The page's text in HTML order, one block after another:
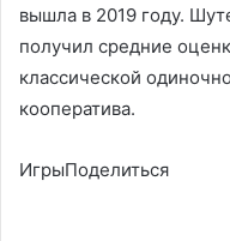
вышла в 2019 году.
получил средние
классической
кооператива.
ИгрыПоделиться